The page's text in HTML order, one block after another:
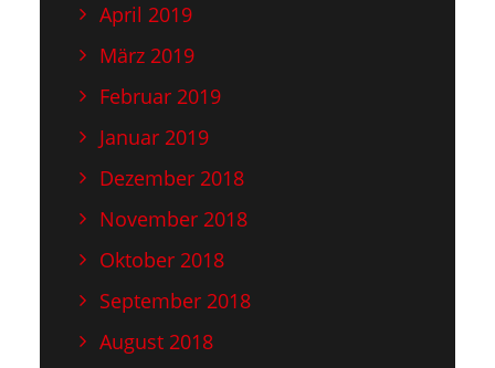
April 2019
März 2019
Februar 2019
Januar 2019
Dezember 2018
November 2018
Oktober 2018
September 2018
August 2018